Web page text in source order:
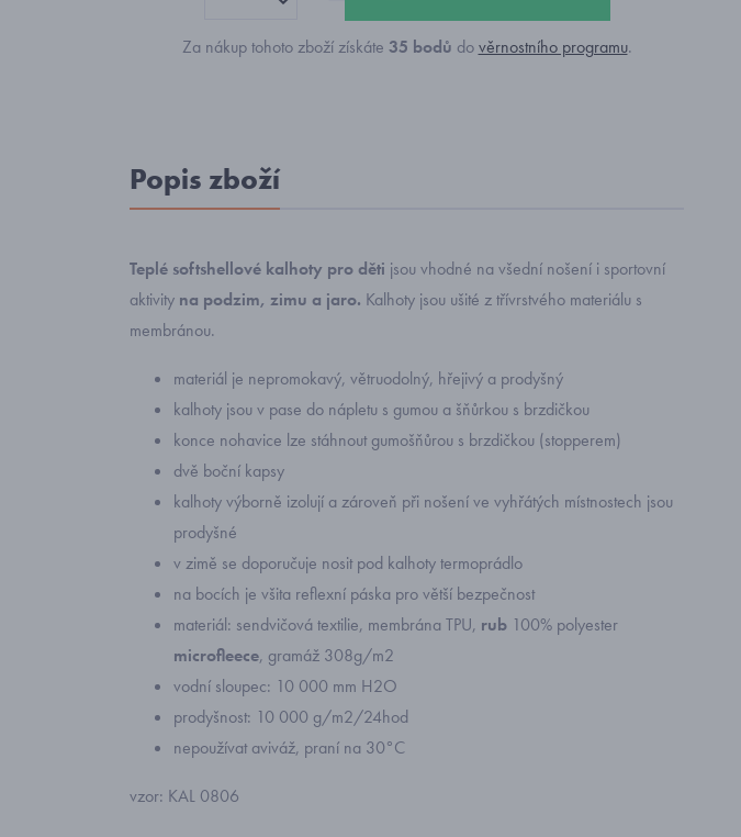
Za nákup tohoto zboží získáte 35 bodů dověrnostního programu.
Popis zboží
Teplé softshellové kalhoty pro děti jsou vhodné na všední nošení i sportovní
aktivity na podzim, zimu a jaro. Kalhoty jsou ušité z třívrstvého materiálu s
membránou.
materiál je nepromokavý, větruodolný, hřejivý a prodyšný
kalhoty jsou v pase do nápletu s gumou a šňůrkou s brzdičkou
konce nohavice lze stáhnout gumošňůrou s brzdičkou (stopperem)
dvě boční kapsy
kalhoty výborně izolují a zároveň při nošení ve vyhřátých místnostech jsou
prodyšné
v zimě se doporučuje nosit pod kalhoty termoprádlo
na bocích je všita reflexní páska pro větší bezpečnost
materiál: sendvičová textilie, membrána TPU, rub 100% polyester
microfleece, gramáž 308g/m2
vodní sloupec: 10 000 mm H2O
prodyšnost: 10 000 g/m2/24hod
nepoužívat aviváž, praní na 30°C
vzor: KAL 0806